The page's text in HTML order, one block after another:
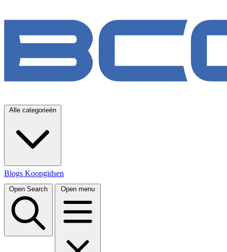
Alle categorieën
Blogs Koopgidsen
Open Search Open menu